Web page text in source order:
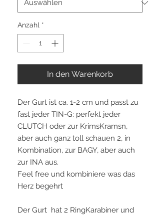
Anzahl *
In den Warenkorb
Der Gurt ist ca. 1-2 cm und passt zu
fast jeder TIN-G: perfekt jeder
CLUTCH oder zur KrimsKramsn,
aber auch ganz toll schauen 2, in
Kombination, zur BAGY, aber auch
zur INA aus.
Feel free und kombiniere was das
Herz begehrt
Der Gurt hat 2 RingKarabiner und